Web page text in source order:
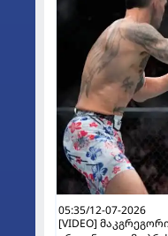
05:35/12-07-2026
[VIDEO]